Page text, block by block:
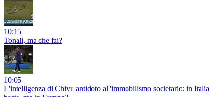
10:15
Tonali, ma che fai?
10:05
L'intelligenza di Chivu antidoto all'immobilismo societario: in Italia